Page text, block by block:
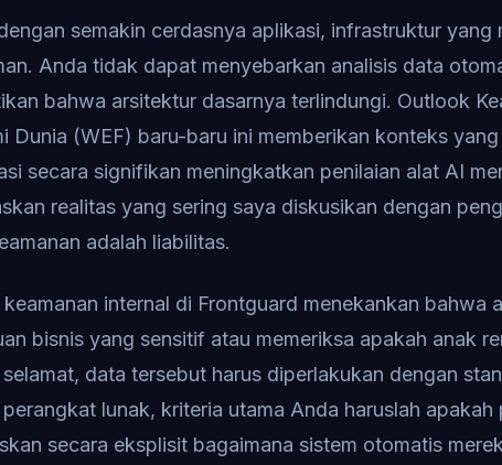
semakin cerdasnya aplikasi, infrastruktur yang
Anda tidak dapat menyebarkan analisis data
bahwa arsitektur dasarnya terlindungi. Outlook
Dunia (WEF) baru-baru ini memberikan konteks
secara signifikan meningkatkan penilaian alat AI
realitas yang sering saya diskusikan dengan
adalah liabilitas.
keamanan internal di Frontguard menekankan bahwa
bisnis yang sensitif atau memeriksa apakah anak
data tersebut harus diperlakukan dengan
perangkat lunak, kriteria utama Anda haruslah
secara eksplisit bagaimana sistem otomatis